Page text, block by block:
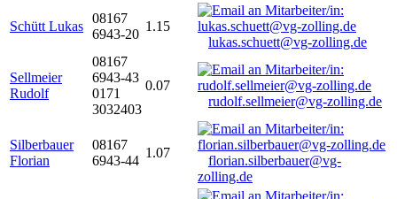
Schütt Lukas
08167
6943-20
1.15
lukas.schuett@vg-zolling.de
Sellmeier
Rudolf
08167
6943-43
0171
3032403
0.07
rudolf.sellmeier@vg-zolling.de
Silberbauer
Florian
08167
6943-44
1.07
florian.silberbauer@vg-
zolling.de